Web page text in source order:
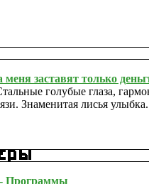
заставят только
голубые глаза,
Знаменитая лисья
Программы